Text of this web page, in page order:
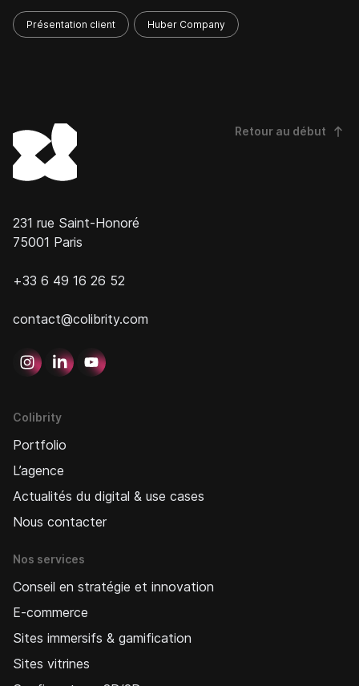
Présentation client Huber Company
231 rue Saint-Honoré
75001 Paris
+33 6 49 16 26 52
contact@colibrity.com
Colibrity
Portfolio
L’agence
Actualités du digital & use cases
Nous contacter
Nos services
Conseil en stratégie et innovation
E-commerce
Sites immersifs & gamification
Sites vitrines
Retour au début